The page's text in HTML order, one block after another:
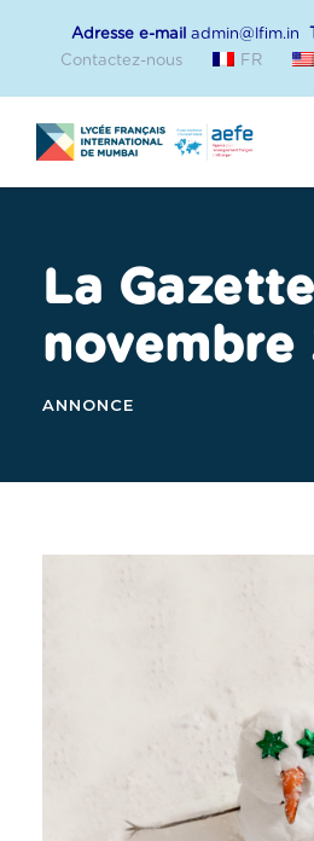
Adresse e-mail admin@lfim.in
Contactez-nous
FR
La
novembre
ANNONCE